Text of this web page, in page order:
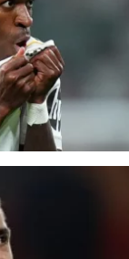
le Real
la
!
a fait